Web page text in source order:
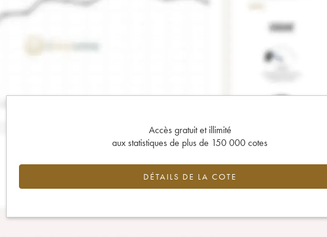
Accès gratuit et illimité
aux statistiques de plus de 150 000 cotes
DÉTAILS DE LA COTE